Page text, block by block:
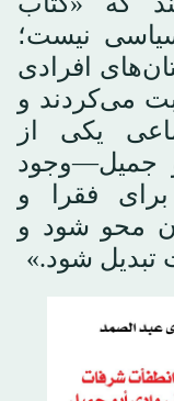
نیست؛
افرادی
می‌کردند و
یکی از
جمیل—وجود
فقرا و
محو شود و
تبدیل شود.»